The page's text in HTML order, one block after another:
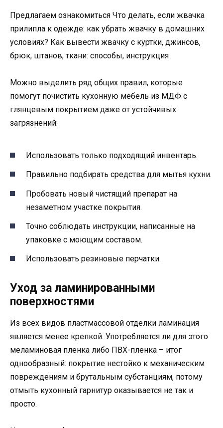
Предлагаем ознакомиться Что делать, если жвачка
прилипла к одежде: как убрать жвачку в домашних
условиях? Как вывести жвачку с куртки, джинсов,
брюк, штанов, ткани: способы, инструкция
Можно выделить ряд общих правил, которые
помогут почистить кухонную мебель из МДФ с
глянцевым покрытием даже от устойчивых
загрязнений:
Использовать только подходящий инвентарь.
Правильно подбирать средства для мытья кухни.
Пробовать новый чистящий препарат на
незаметном участке покрытия.
Точно соблюдать инструкции, написанные на
упаковке с моющим составом.
Использовать резиновые перчатки.
Уход за ламинированными
поверхностями
Из всех видов пластмассовой отделки ламинация
является менее крепкой. Употребляется ли для этого
меламиновая пленка либо ПВХ-пленка – итог
однообразный: покрытие нестойко к механическим
повреждениям и брутальным субстанциям, потому
отмыть кухонный гарнитур оказывается не так и
просто.